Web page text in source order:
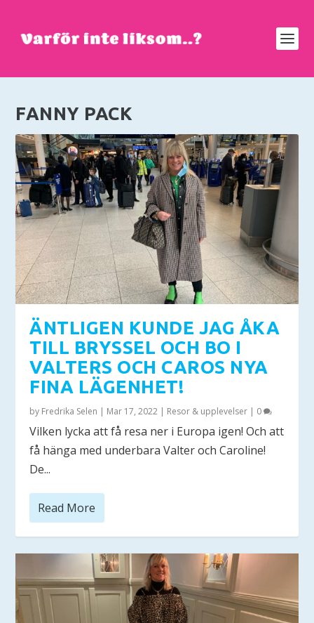
FANNY PACK
ÄNTLIGEN KUNDE JAG ÅKA
TILL BRYSSEL OCH BO I
VALTERS OCH CAROS NYA
FINA LÄGENHET!
by Fredrika Selen | Mar 17, 2022 | Resor & upplevelser | 0
Vilken lycka att få resa ner i Europa igen! Och att
få hänga med underbara Valter och Caroline!
De...
Read More